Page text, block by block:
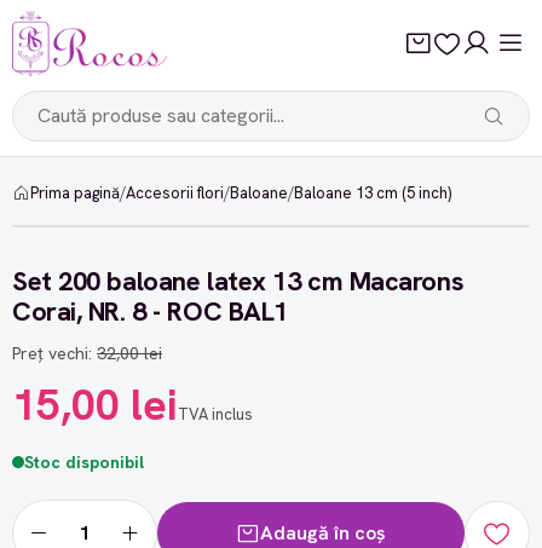
Prima pagină/Accesorii flori/Baloane/Baloane 13 cm (5 inch)
-53%
Set 200 baloane latex 13 cm Macarons
Corai, NR. 8 - ROC BAL1
Preț vechi: 32,00 lei
15,00 leiTVA inclus
Stoc disponibil
Adaugă în coș